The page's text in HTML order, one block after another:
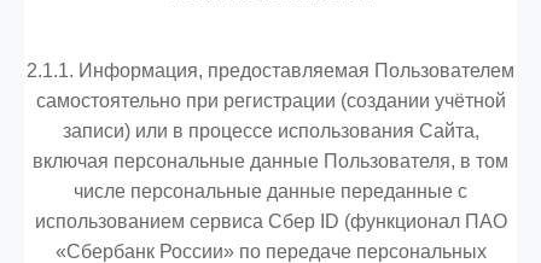
2.1.1. Информация, предоставляемая Пользователем
самостоятельно при регистрации (создании учётной
записи) или в процессе использования Сайта,
включая персональные данные Пользователя, в том
числе персональные данные переданные с
использованием сервиса Сбер ID (функционал ПАО
«Сбербанк России» по передаче персональных